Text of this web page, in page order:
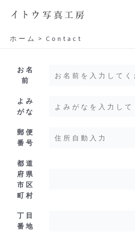
ホーム Contact
お名
前
よみ
がな
郵便
番号
都道
府県
市区
町村
丁目
番地